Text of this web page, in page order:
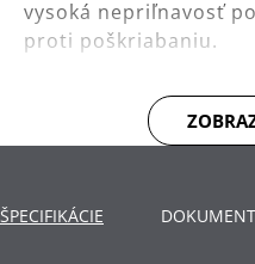
vysoká nepriľnavosť
proti poškriabaniu.
udrží. Použitie:
dosiek, vrátane
ŠPECIFIKÁCIE